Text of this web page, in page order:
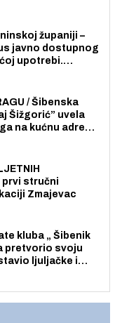
županiji –
javno dostupnog
upotrebi.
/ Šibenska
Šižgorić” uvela
na kućnu adresu
prvi stručni
Zmajevac
kluba „ Šibenik
pretvorio svoju
ljuljačke i